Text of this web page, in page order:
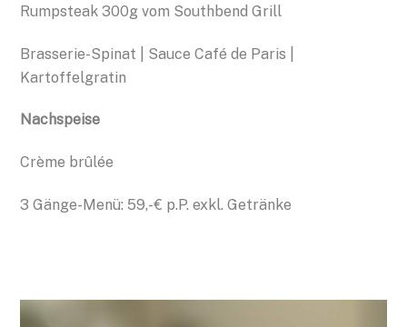
Rumpsteak 300g vom Southbend Grill
Brasserie-Spinat | Sauce Café de Paris |
Kartoffelgratin
Nachspeise
Crème brûlée
3 Gänge-Menü: 59,- € p.P. exkl. Getränke